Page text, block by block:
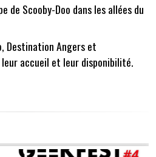
de Scooby-Doo dans les allées du
Destination Angers et
accueil et leur disponibilité.